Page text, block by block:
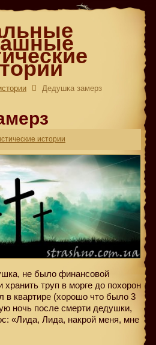
Дедушка замерз
истории
не было финансовой
труп в морге до похорон
в квартире (хорошо что было 3
ночь после смерти дедушки,
«Лида, Лида, накрой меня, мне